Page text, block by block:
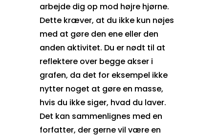
arbejde dig op mod højre hjørne.
Dette kræver, at du ikke kun nøjes
med at gøre den ene eller den
anden aktivitet. Du er nødt til at
reflektere over begge akser i
grafen, da det for eksempel ikke
nytter noget at gøre en masse,
hvis du ikke siger, hvad du laver.
Det kan sammenlignes med en
forfatter, der gerne vil være en